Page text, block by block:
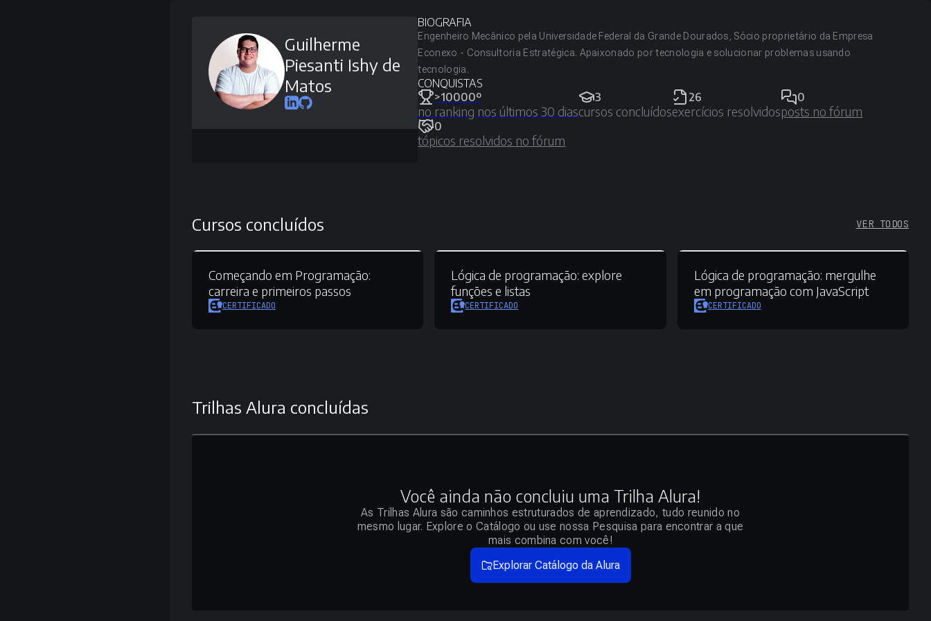
Guilherme
Piesanti Ishy de
Matos
BIOGRAFIA
Engenheiro Mecânico pela Universidade Federal da Grande Dourados, Sócio proprietário da Empresa
Econexo - Consultoria Estratégica. Apaixonado por tecnologia e solucionar problemas usando
tecnologia.
CONQUISTAS
>10000º
no ranking nos últimos 30 dias
3
cursos concluídos
26
exercícios resolvidos
0
posts no fórum
0
tópicos resolvidos no fórum
Cursos concluídos VER TODOS
Começando em Programação:
carreira e primeiros passos
CERTIFICADO
Lógica de programação: explore
funções e listas
CERTIFICADO
Lógica de programação: mergulhe
em programação com JavaScript
CERTIFICADO
Trilhas Alura concluídas
Você ainda não concluiu uma Trilha Alura!
As Trilhas Alura são caminhos estruturados de aprendizado, tudo reunido no
mesmo lugar. Explore o Catálogo ou use nossa Pesquisa para encontrar a que
mais combina com você!
Explorar Catálogo da Alura